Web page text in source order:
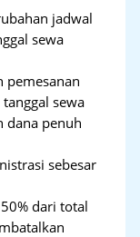
jadwal
sewa
pemesanan
sewa
dana penuh
sebesar
dari total